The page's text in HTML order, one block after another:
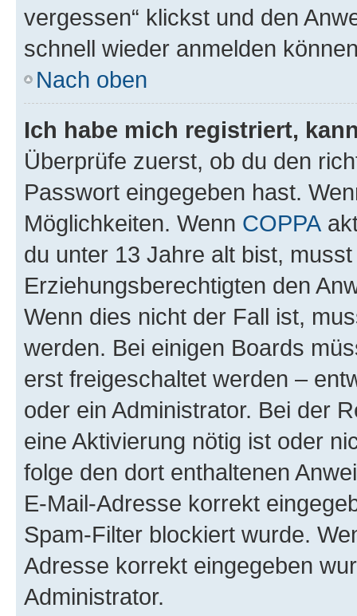
vergessen“ klickst und den
schnell wieder anmelden
Nach oben
Ich habe mich registriert,
Überprüfe zuerst, ob du den
Passwort eingegeben hast.
Möglichkeiten. Wenn COPPA
du unter 13 Jahre alt bist,
Erziehungsberechtigten den
Wenn dies nicht der Fall ist,
werden. Bei einigen Boards
erst freigeschaltet werden –
oder ein Administrator. Bei der
eine Aktivierung nötig ist oder
folge den dort enthaltenen
E-Mail-Adresse korrekt
Spam-Filter blockiert wurde.
Adresse korrekt eingegeben
Administrator.